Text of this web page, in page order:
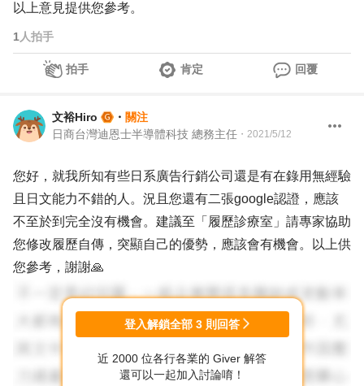
以上意見提供您參考。
1 人拍手
拍手 肯定 回覆
文裕Hiro ・ 關注
日商台灣迪恩士半導體科技 總務主任 ・ 2021/5/12
您好，就我所知有些日系廣告行銷公司還是有在錄用無經驗
且日文能力不錯的人。況且您還有二張google認證，應該
不至於到完全沒有機會。建議至「履歷診療室」請專家協助
您修改履歷自傳，突顯自己的優勢，應該會有機會。以上供
您參考，謝謝🙏
登入解鎖全部 3 則回答
近 2000 位各行各業的 Giver 解答
還可以一起加入討論唷！